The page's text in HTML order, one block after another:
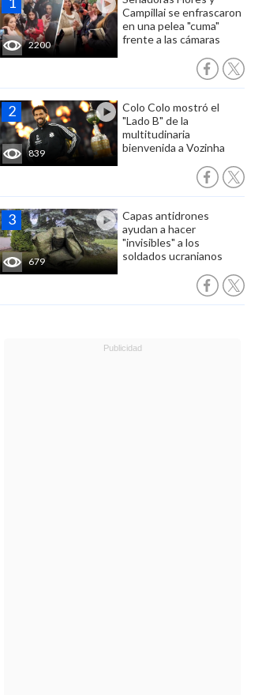
2200
Campillai se enfrascaron
en una pelea "cuma"
frente a las cámaras
839
Colo Colo mostró el
"Lado B" de la
multitudinaria
bienvenida a Vozinha
679
Capas antidrones
ayudan a hacer
"invisibles" a los
soldados ucranianos